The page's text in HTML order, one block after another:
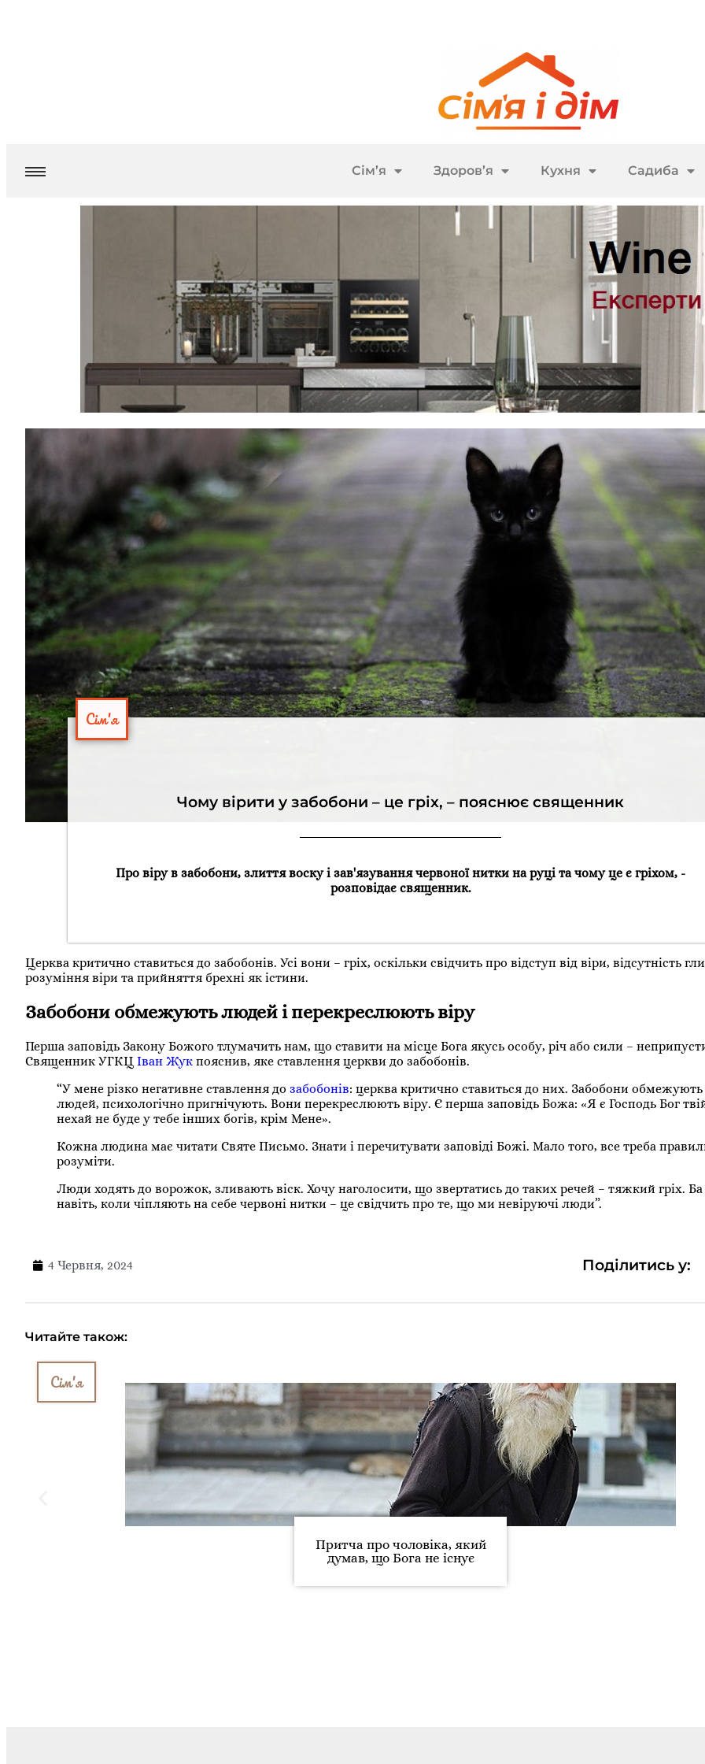
Сім’я Здоров’я Кухня Садиба
Сім'я
Чому вірити у забобони – це гріх, – пояснює священник
Про віру в забобони, злиття воску і зав'язування червоної нитки на руці та чому це є гріхом, -
розповідає священник.
Церква критично ставиться до забобонів. Усі вони – гріх, оскільки свідчить про відступ від віри, відсутність
розуміння віри та прийняття брехні як істини.
Забобони обмежують людей і перекреслюють віру
Перша заповідь Закону Божого тлумачить нам, що ставити на місце Бога якусь особу, річ або сили –
Священник УГКЦ Іван Жук пояснив, яке ставлення церкви до забобонів.
“У мене різко негативне ставлення до забобонів: церква критично ставиться до них. Забобони обмежують
людей, психологічно пригнічують. Вони перекреслюють віру. Є перша заповідь Божа: «Я є Господь Бог
нехай не буде у тебе інших богів, крім Мене».
Кожна людина має читати Святе Письмо. Знати і перечитувати заповіді Божі. Мало того, все треба
розуміти.
Люди ходять до ворожок, зливають віск. Хочу наголосити, що звертатись до таких речей – тяжкий гріх. Ба
навіть, коли чіпляють на себе червоні нитки – це свідчить про те, що ми невіруючі люди”.
4 Червня, 2024 Поділитись у:
Читайте також:
Сім'я
Притча про чоловіка, який
думав, що Бога не існує